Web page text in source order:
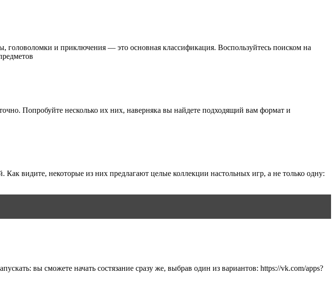
головоломки и приключения — это основная классификация. Воспользуйтесь поиском на
Попробуйте несколько их них, наверняка вы найдете подходящий вам формат и
видите, некоторые из них предлагают целые коллекции настольных игр, а не только одну:
вы сможете начать состязание сразу же, выбрав один из вариантов: https://vk.com/apps?